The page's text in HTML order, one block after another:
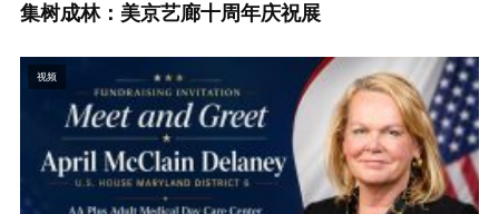
集树成林：美京艺廊十周年庆祝展
视频